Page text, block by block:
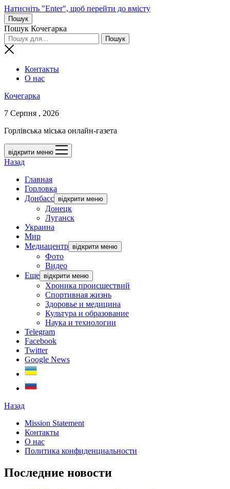
Натисніть "Enter", щоб перейти до вмісту
Пошук
Пошук Кочегарка
Контакты
О нас
Кочегарка
7 Серпня , 2026
Горлівська міська онлайн-газета
відкрити меню
Назад
Главная
Горловка
Донбасс відкрити меню
Донецк
Луганск
Украина
Мир
Медиацентр відкрити меню
Фото
Видео
Еще відкрити меню
Хроника происшествий
Спортивная жизнь
Здоровье и медицина
Культура и образование
Наука и технологии
Telegram
Facebook
Twitter
Google News
Назад
Mission Statement
Контакты
О нас
Политика конфиденциальности
Последние новости